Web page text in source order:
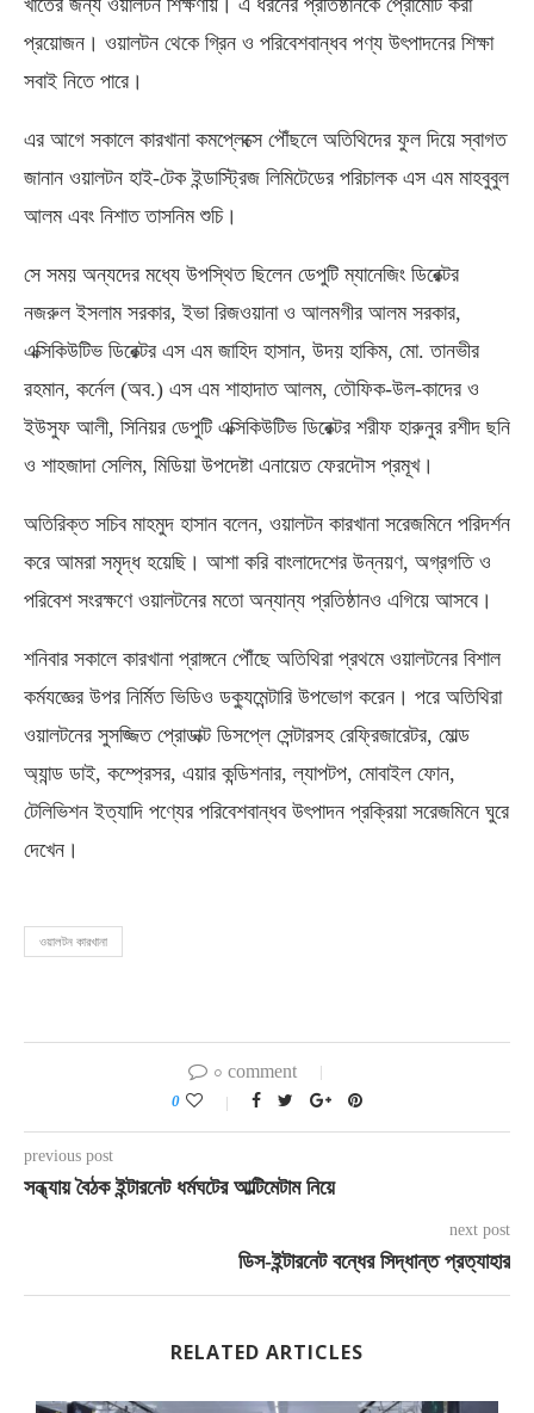
খাতের জন্য ওয়ালটন শিক্ষণীয়। এ ধরনের প্রতিষ্ঠানকে প্রোমোট করা
প্রয়োজন। ওয়ালটন থেকে গ্রিন ও পরিবেশবান্ধব পণ্য উৎপাদনের শিক্ষা
সবাই নিতে পারে।
এর আগে সকালে কারখানা কমপ্লেক্সে পৌঁছলে অতিথিদের ফুল দিয়ে স্বাগত
জানান ওয়ালটন হাই-টেক ইন্ডাস্ট্রিজ লিমিটেডের পরিচালক এস এম মাহবুবুল
আলম এবং নিশাত তাসনিম শুচি।
সে সময় অন্যদের মধ্যে উপস্থিত ছিলেন ডেপুটি ম্যানেজিং ডিরেক্টর
নজরুল ইসলাম সরকার, ইভা রিজওয়ানা ও আলমগীর আলম সরকার,
এক্সিকিউটিভ ডিরেক্টর এস এম জাহিদ হাসান, উদয় হাকিম, মো. তানভীর
রহমান, কর্নেল (অব.) এস এম শাহাদাত আলম, তৌফিক-উল-কাদের ও
ইউসুফ আলী, সিনিয়র ডেপুটি এক্সিকিউটিভ ডিরেক্টর শরীফ হারুনুর রশীদ ছনি
ও শাহজাদা সেলিম, মিডিয়া উপদেষ্টা এনায়েত ফেরদৌস প্রমূখ।
অতিরিক্ত সচিব মাহমুদ হাসান বলেন, ওয়ালটন কারখানা সরেজমিনে পরিদর্শন
করে আমরা সমৃদ্ধ হয়েছি। আশা করি বাংলাদেশের উন্নয়ণ, অগ্রগতি ও
পরিবেশ সংরক্ষণে ওয়ালটনের মতো অন্যান্য প্রতিষ্ঠানও এগিয়ে আসবে।
শনিবার সকালে কারখানা প্রাঙ্গনে পৌঁছে অতিথিরা প্রথমে ওয়ালটনের বিশাল
কর্মযজ্ঞের উপর নির্মিত ভিডিও ডক্যুমেন্টারি উপভোগ করেন। পরে অতিথিরা
ওয়ালটনের সুসজ্জিত প্রোডাক্ট ডিসপ্লে সেন্টারসহ রেফ্রিজারেটর, মোল্ড
অ্যান্ড ডাই, কম্প্রেসর, এয়ার কন্ডিশনার, ল্যাপটপ, মোবাইল ফোন,
টেলিভিশন ইত্যাদি পণ্যের পরিবেশবান্ধব উৎপাদন প্রক্রিয়া সরেজমিনে ঘুরে
দেখেন।
ওয়ালটন কারখানা
০ comment
0
previous post
সন্ধ্যায় বৈঠক ইন্টারনেট ধর্মঘটের আল্টিমেটাম নিয়ে
next post
ডিস-ইন্টারনেট বন্ধের সিদ্ধান্ত প্রত্যাহার
RELATED ARTICLES